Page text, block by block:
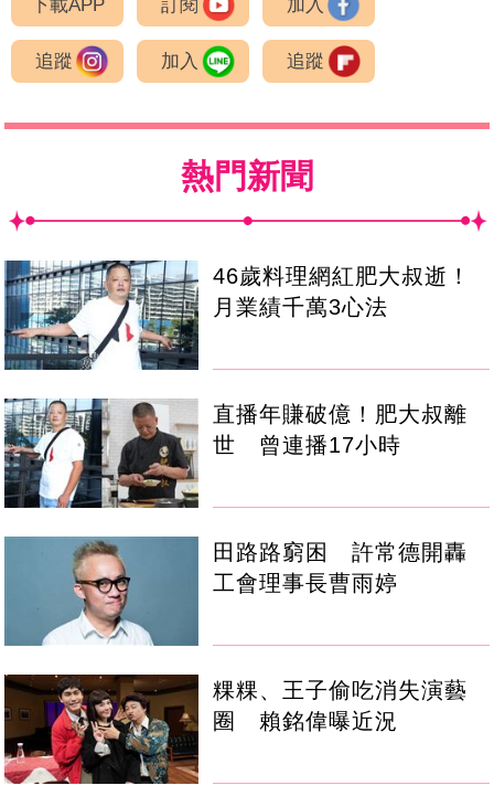
下載APP 訂閱 加入
追蹤 加入 追蹤
熱門新聞
46歲料理網紅肥大叔逝！
月業績千萬3心法
直播年賺破億！肥大叔離
世 曾連播17小時
田路路窮困 許常德開轟
工會理事長曹雨婷
粿粿、王子偷吃消失演藝
圈 賴銘偉曝近況